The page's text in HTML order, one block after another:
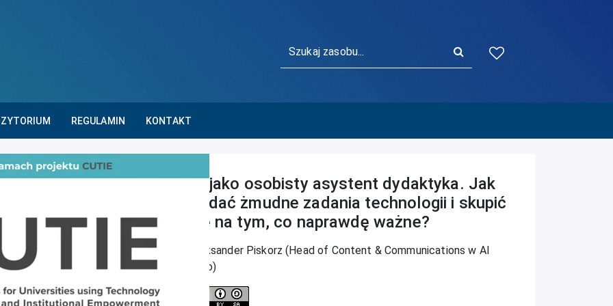
Szukaj:
REGULAMIN KONTAKT
AI jako osobisty asystent dydaktyka. Jak
oddać żmudne zadania technologii i skupić
się na tym, co naprawdę ważne?
Aleksander Piskorz (Head of Content & Communications w AI
Hero)